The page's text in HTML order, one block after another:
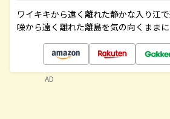
ワイキキから遠く離れた静かな入り江
噪から遠く離れた離島を気の向くまま
AD